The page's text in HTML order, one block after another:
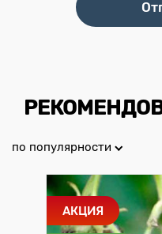
по популярности
АКЦИЯ